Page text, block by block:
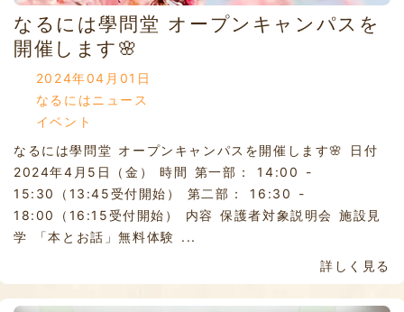
なるには學問堂 オープンキャンパスを
開催します🌸
2024年04月01日
なるにはニュース
イベント
なるには學問堂 オープンキャンパスを開催します🌸 日付
2024年4月5日（金） 時間 第一部： 14:00 -
15:30（13:45受付開始） 第二部： 16:30 -
18:00（16:15受付開始） 内容 保護者対象説明会 施設見
学 「本とお話」無料体験 ...
詳しく見る